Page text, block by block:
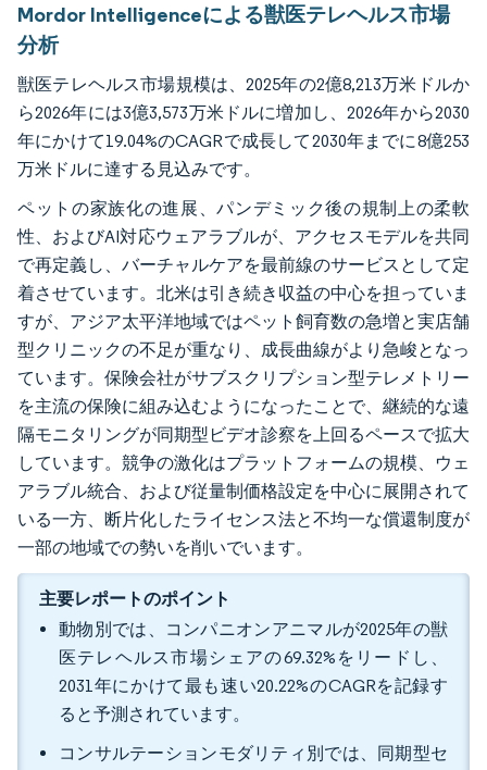
Mordor Intelligenceによる獣医テレヘルス市場
分析
獣医テレヘルス市場規模は、2025年の2億8,213万米ドルか
ら2026年には3億3,573万米ドルに増加し、2026年から2030
年にかけて19.04%のCAGRで成長して2030年までに8億253
万米ドルに達する見込みです。
ペットの家族化の進展、パンデミック後の規制上の柔軟
性、およびAI対応ウェアラブルが、アクセスモデルを共同
で再定義し、バーチャルケアを最前線のサービスとして定
着させています。北米は引き続き収益の中心を担っていま
すが、アジア太平洋地域ではペット飼育数の急増と実店舗
型クリニックの不足が重なり、成長曲線がより急峻となっ
ています。保険会社がサブスクリプション型テレメトリー
を主流の保険に組み込むようになったことで、継続的な遠
隔モニタリングが同期型ビデオ診察を上回るペースで拡大
しています。競争の激化はプラットフォームの規模、ウェ
アラブル統合、および従量制価格設定を中心に展開されて
いる一方、断片化したライセンス法と不均一な償還制度が
一部の地域での勢いを削いでいます。
主要レポートのポイント
動物別では、コンパニオンアニマルが2025年の獣
医テレヘルス市場シェアの69.32%をリードし、
2031年にかけて最も速い20.22%のCAGRを記録す
ると予測されています。
コンサルテーションモダリティ別では、同期型セ